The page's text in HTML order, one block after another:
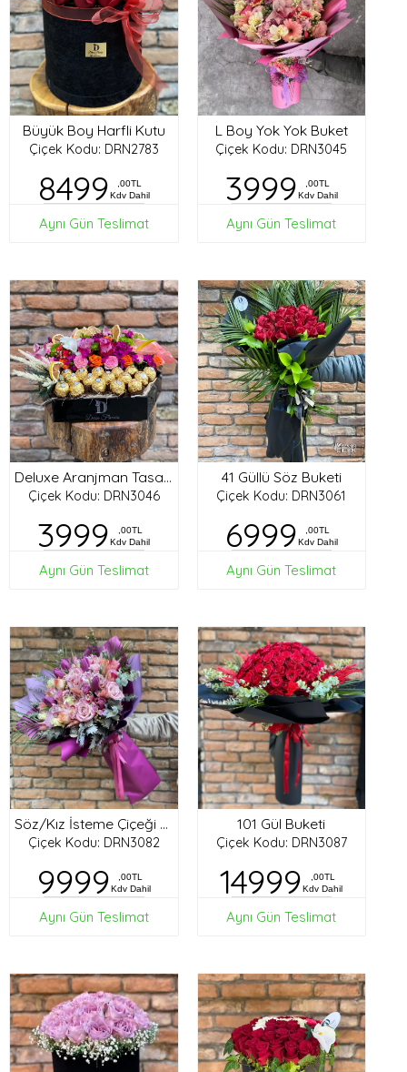
Büyük Boy Harfli Kutu
Çiçek Kodu: DRN2783
8499
,00TL
Kdv Dahil
Aynı Gün Teslimat
L Boy Yok Yok Buket
Çiçek Kodu: DRN3045
3999
,00TL
Kdv Dahil
Aynı Gün Teslimat
Deluxe Aranjman Tasarım
Çiçek Kodu: DRN3046
3999
,00TL
Kdv Dahil
Aynı Gün Teslimat
41 Güllü Söz Buketi
Çiçek Kodu: DRN3061
6999
,00TL
Kdv Dahil
Aynı Gün Teslimat
Söz/Kız İsteme Çiçeği Buketi
Çiçek Kodu: DRN3082
9999
,00TL
Kdv Dahil
Aynı Gün Teslimat
101 Gül Buketi
Çiçek Kodu: DRN3087
14999
,00TL
Kdv Dahil
Aynı Gün Teslimat